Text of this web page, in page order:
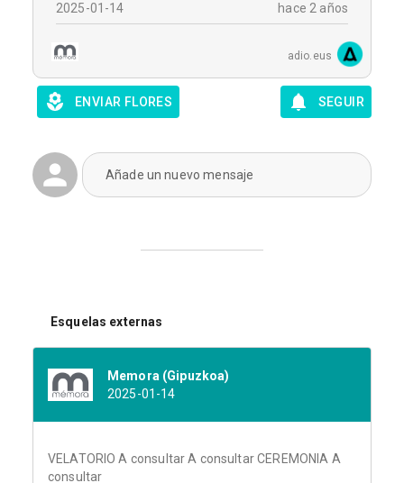
2025-01-14 hace 2 años
adio.eus
ENVIAR FLORES SEGUIR
Añade un nuevo mensaje
Esquelas externas
Memora (Gipuzkoa)
2025-01-14
VELATORIO A consultar A consultar CEREMONIA A
consultar